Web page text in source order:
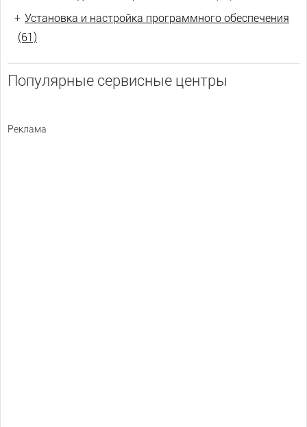
+ Установка и настройка программного обеспечения
(61)
Популярные сервисные центры
Реклама